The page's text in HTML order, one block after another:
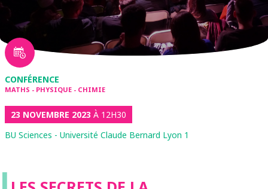
CONFÉRENCE
MATHS - PHYSIQUE - CHIMIE
23 NOVEMBRE 2023 À 12H30
BU Sciences - Université Claude Bernard Lyon 1